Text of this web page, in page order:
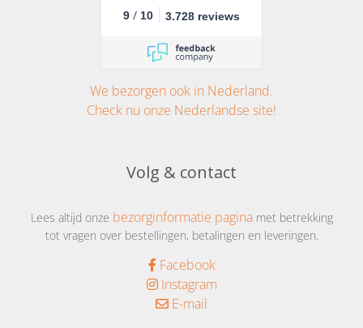
9 / 10 3.728 reviews
We bezorgen ook in Nederland.
Check nu onze Nederlandse site!
Volg & contact
Lees altijd onze bezorginformatie paginamet betrekking
tot vragen over bestellingen, betalingen en leveringen.
Facebook
Instagram
E-mail